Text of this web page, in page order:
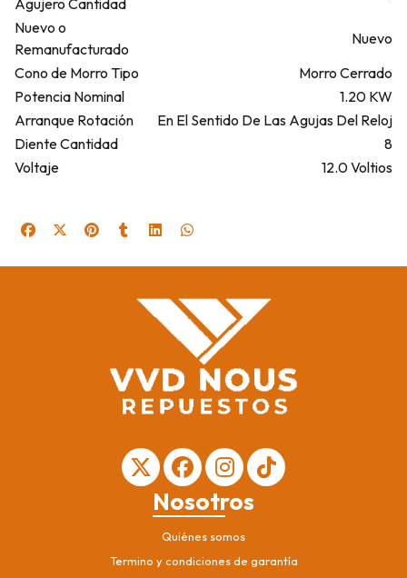
Agujero Cantidad
Nuevo o
Remanufacturado
Nuevo
Cono de Morro Tipo
Morro Cerrado
Potencia Nominal
1.20 KW
Arranque Rotación
En El Sentido De Las Agujas Del Reloj
Diente Cantidad
8
Voltaje
12.0 Voltios
Nosotros
Quiénes somos
Termino y condiciones de garantía